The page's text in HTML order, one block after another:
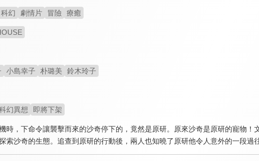
凍結地球
全 13 集
科幻 劇情片 冒險 療癒
小島幸子 朴璐美 鈴木玲子
幻異想 即將下架
時，下命令讓襲擊而來的沙奇停下的，竟然是原研。原來沙奇是原研的寵物！
索沙奇的生態。追查到原研的行動後，兩人也知曉了原研他令人意外的一段過往